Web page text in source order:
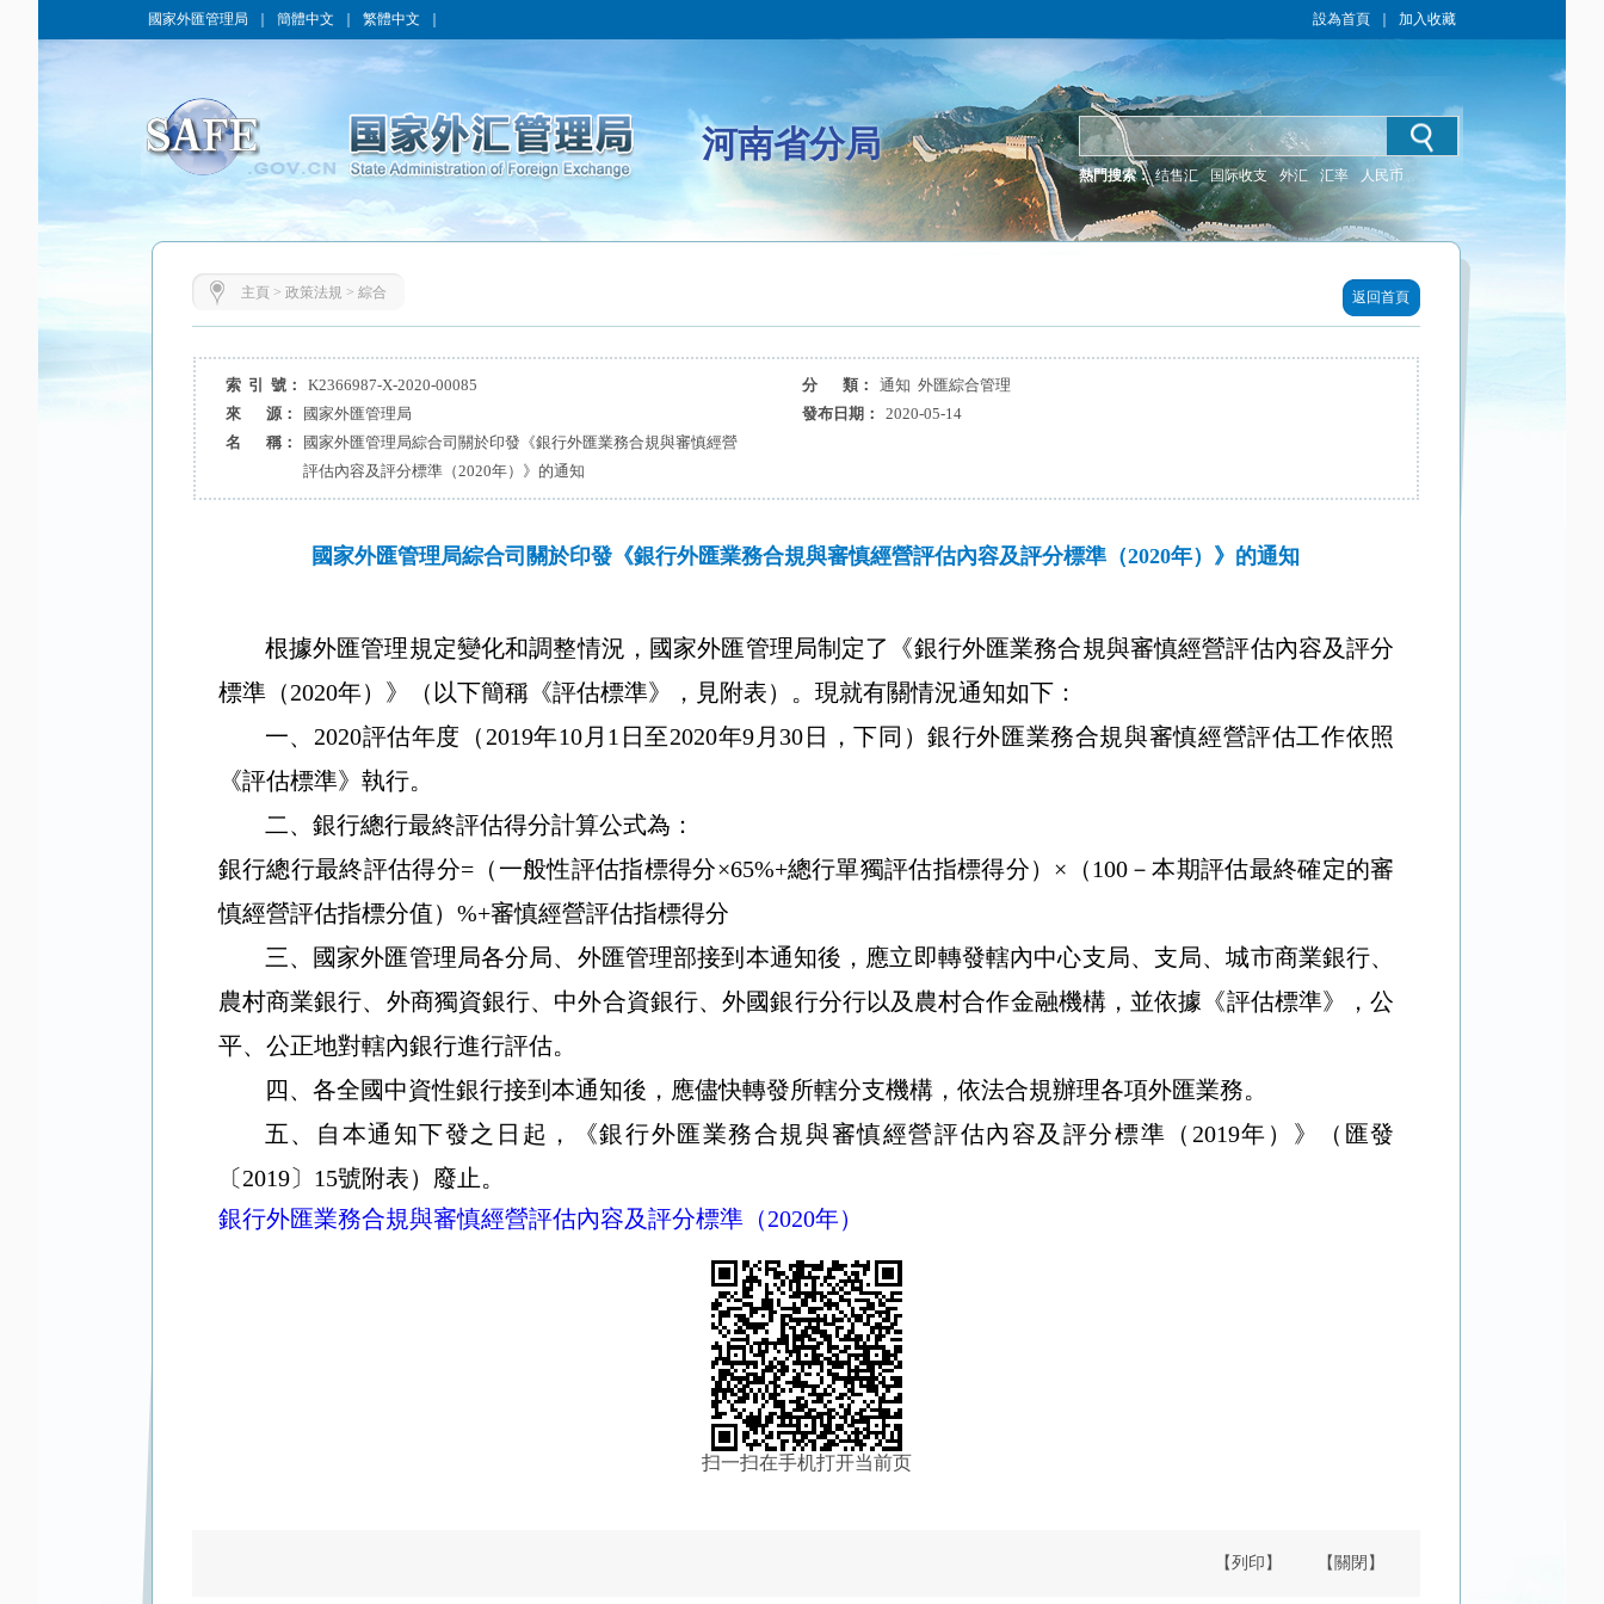
國家外匯管理局 簡體中文 繁體中文 設為首頁 加入收藏
河南省分局
熱門搜索： 结售汇 国际收支 外汇 汇率 人民币
主頁 > 政策法規 > 綜合 返回首頁
索 引 號： K2366987-X-2020-00085 分 類：
通知 外匯綜合管理
來 源：
國家外匯管理局 發布日期：
2020-05-14
名 稱：
國家外匯管理局綜合司關於印發《銀行外匯業務合規與審慎經營
評估內容及評分標準（2020年）》的通知
國家外匯管理局綜合司關於印發《銀行外匯業務合規與審慎經營評估內容及評分標準（2020年）》的通知
根據外匯管理規定變化和調整情況，國家外匯管理局制定了《銀行外匯業務合規與審慎經營評估內容及評分
標準（2020年）》（以下簡稱《評估標準》，見附表）。現就有關情況通知如下：
一、 2020評估年度（ 2019年10月 1 日至2020年9 月 30 日，下同）銀行外匯業務合規與審慎經營評估工作依照
《評估標準》執行。
二、銀行總行最終評估得分計算公式為：
銀行總行最終評估得分=（一般性評估指標得分×65%+總行單獨評估指標得分） × （100 －本期評估最終確定的審
慎經營評估指標分值） %+審慎經營評估指標得分
三、國家外匯管理局各分局、外匯管理部接到本通知後，應立即轉發轄內中心支局、支局、城市商業銀行、
農村商業銀行、外商獨資銀行、中外合資銀行、外國銀行分行以及農村合作金融機構，並依據《評估標準》，公
平、公正地對轄內銀行進行評估。
四、各全國中資性銀行接到本通知後，應儘快轉發所轄分支機構，依法合規辦理各項外匯業務。
五、自本通知下發之日起，《銀行外匯業務合規與審慎經營評估內容及評分標準（ 2019年）》（匯發
〔2019〕 15號附表）廢止。
銀行外匯業務合規與審慎經營評估內容及評分標準（2020年）
扫一扫在手机打开当前页
【列印】 【關閉】